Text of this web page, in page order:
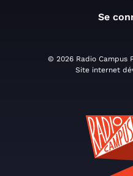
Se
© 2026 Radio Campus
Site internet